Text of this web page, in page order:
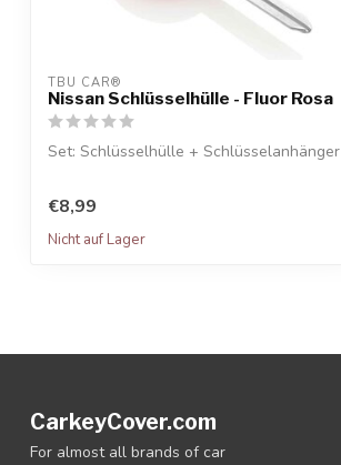
TBU CAR®
Nissan Schlüsselhülle - Fluor Rosa
Set: Schlüsselhülle + Schlüsselanhänger
€8,99
Nicht auf Lager
CarkeyCover.com
For almost all brands of car